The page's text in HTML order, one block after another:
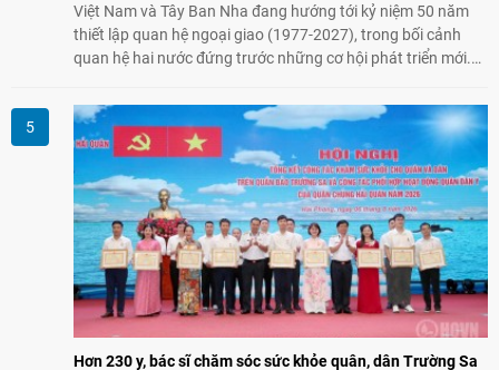
Việt Nam và Tây Ban Nha đang hướng tới kỷ niệm 50 năm
thiết lập quan hệ ngoại giao (1977-2027), trong bối cảnh
quan hệ hai nước đứng trước những cơ hội phát triển mới.
nhân dân có vai trò quan trọng trong việc củng cố nền tảng
xã hội, tăng cường hiểu biết, tin cậy và gắn bó giữa nhân
dân hai nước.
Hơn 230 y, bác sĩ chăm sóc sức khỏe quân, dân Trường Sa